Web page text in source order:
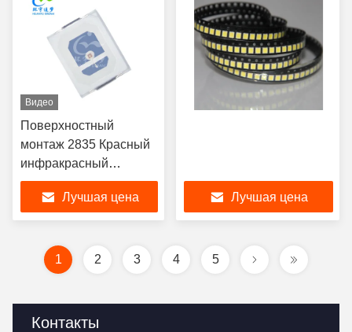
Контакты
Видео
Поверхностный
монтаж 2835 Красный
инфракрасный
Красный 660nm 730nm
850nm SMD LED Chip
0.5W 1W 2V 150mA
для растений
Растительный свет и
Лучшая цена Лучшая цена
1 2 3 4 5